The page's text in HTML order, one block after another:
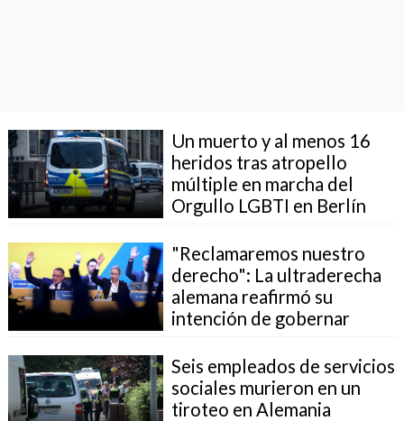
Un muerto y al menos 16
heridos tras atropello
múltiple en marcha del
Orgullo LGBTI en Berlín
"Reclamaremos nuestro
derecho": La ultraderecha
alemana reafirmó su
intención de gobernar
Seis empleados de servicios
sociales murieron en un
tiroteo en Alemania